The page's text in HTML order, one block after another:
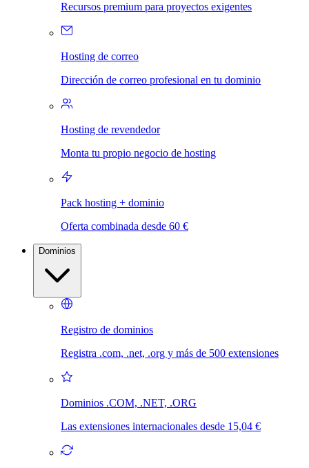
Recursos premium para proyectos exigentes
Hosting de correo
Dirección de correo profesional en tu dominio
Hosting de revendedor
Monta tu propio negocio de hosting
Pack hosting + dominio
Oferta combinada desde 60 €
Dominios
Registro de dominios
Registra .com, .net, .org y más de 500 extensiones
Dominios .COM, .NET, .ORG
Las extensiones internacionales desde 15,04 €